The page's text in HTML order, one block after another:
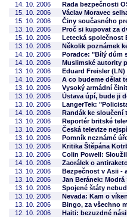
14. 10. 2006
Rada bezpečnosti
15. 10. 2006
Václav Moravec
15. 10. 2006
Činy současného
13. 10. 2006
Proč si kupovat za
15. 10. 2006
Letecká společnost
13. 10. 2006
Několik poznámek
14. 10. 2006
Poradce: "Bílý dům
14. 10. 2006
Muslimské autority
13. 10. 2006
Eduard Freisler
14. 10. 2006
A co budeme dělat
13. 10. 2006
Vysoký armádní
13. 10. 2006
Ústava úpí, bude ji
13. 10. 2006
LangerTek:
14. 10. 2006
Randák ke
13. 10. 2006
Reportér britské
13. 10. 2006
Česká televize
13. 10. 2006
Pomník neznámé
13. 10. 2006
Kritika Štěpána
13. 10. 2006
Colin Powell:
14. 10. 2006
Zaorálek o
13. 10. 2006
Bezpečnost v Asii -
13. 10. 2006
Jan Beránek:
13. 10. 2006
Spojené štáty
13. 10. 2006
Nevada: Kam o
13. 10. 2006
Bingo, za všechno
12. 10. 2006
Haiti: bezuzdné